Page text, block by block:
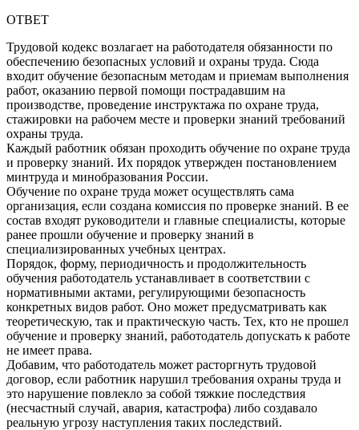
ОТВЕТ
Трудовой кодекс возлагает на работодателя обязанности по
обеспечению безопасных условий и охраны труда. Сюда
входит обучение безопасным методам и приемам выполнения
работ, оказанию первой помощи пострадавшим на
производстве, проведение инструктажа по охране труда,
стажировки на рабочем месте и проверки знаний требований
охраны труда.
Каждый работник обязан проходить обучение по охране труда
и проверку знаний. Их порядок утвержден постановлением
минтруда и минобразования России.
Обучение по охране труда может осуществлять сама
организация, если создана комиссия по проверке знаний. В ее
состав входят руководители и главные специалисты, которые
ранее прошли обучение и проверку знаний в
специализированных учебных центрах.
Порядок, форму, периодичность и продолжительность
обучения работодатель устанавливает в соответствии с
нормативными актами, регулирующими безопасность
конкретных видов работ. Оно может предусматривать как
теоретическую, так и практическую часть. Тех, кто не прошел
обучение и проверку знаний, работодатель допускать к работе
не имеет права.
Добавим, что работодатель может расторгнуть трудовой
договор, если работник нарушил требования охраны труда и
это нарушение повлекло за собой тяжкие последствия
(несчастный случай, авария, катастрофа) либо создавало
реальную угрозу наступления таких последствий.